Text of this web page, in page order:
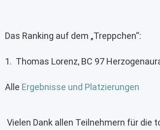
Das Ranking auf dem „Treppchen“:
1. Thomas Lorenz, BC 97
Alle Ergebnisse und Platzierungen
Vielen Dank allen Teilnehmern für die